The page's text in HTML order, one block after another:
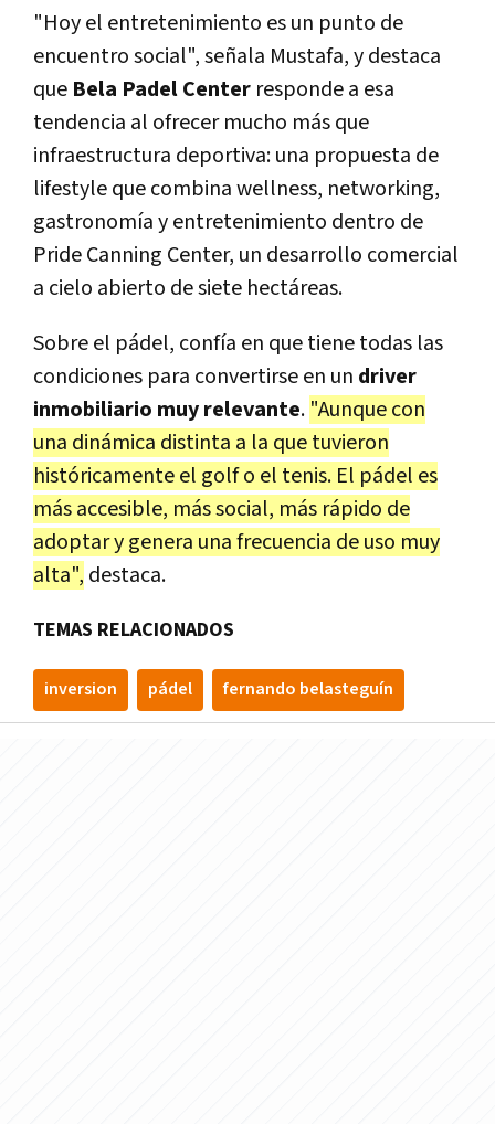
"Hoy el entretenimiento es un punto de
encuentro social", señala Mustafa, y destaca
que Bela Padel Center responde a esa
tendencia al ofrecer mucho más que
infraestructura deportiva: una propuesta de
lifestyle que combina wellness, networking,
gastronomía y entretenimiento dentro de
Pride Canning Center, un desarrollo comercial
a cielo abierto de siete hectáreas.
Sobre el pádel, confía en que tiene todas las
condiciones para convertirse en un driver
inmobiliario muy relevante. "Aunque con
una dinámica distinta a la que tuvieron
históricamente el golf o el tenis. El pádel es
más accesible, más social, más rápido de
adoptar y genera una frecuencia de uso muy
alta", destaca.
TEMAS RELACIONADOS
inversion pádel fernando belasteguín